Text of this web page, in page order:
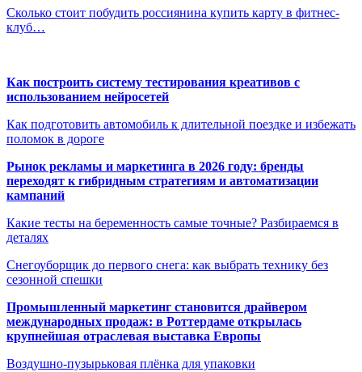
Сколько стоит побудить россиянина купить карту в фитнес-
клуб…
Как построить систему тестирования креативов с
использованием нейросетей
Как подготовить автомобиль к длительной поездке и избежать
поломок в дороге
Рынок рекламы и маркетинга в 2026 году: бренды
переходят к гибридным стратегиям и автоматизации
кампаний
Какие тесты на беременность самые точные? Разбираемся в
деталях
Снегоуборщик до первого снега: как выбрать технику без
сезонной спешки
Промышленный маркетинг становится драйвером
международных продаж: в Роттердаме открылась
крупнейшая отраслевая выставка Европы
Воздушно-пузырьковая плёнка для упаковки